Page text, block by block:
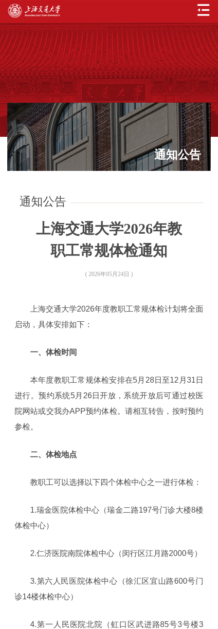
通知公告
通知公告
上海交通大学2026年教
职工常规体检通知
( 2026年05月24日 )
上海交通大学2026年度教职工常规体检计划将全面
启动，具体安排如下：
一、体检时间
本年度教职工常规体检安排在5月28日至12月31日
进行。预约系统5月26日开放，系统开放后可通过校医
院网站或交我办APP预约体检。请相互转告，按时预约
参检。
二、体检地点
教职工可以选择以下四个体检中心之一进行体检：
1.瑞金医院体检中心（瑞金二路197号门诊大楼8楼
体检中心）
2.仁济医院南院体检中心（闵行区江月路2000号）
3.第六人民医院体检中心（徐汇区宜山路600号门
诊14楼体检中心）
4.第一人民医院北院（虹口区武进路85号3号楼3